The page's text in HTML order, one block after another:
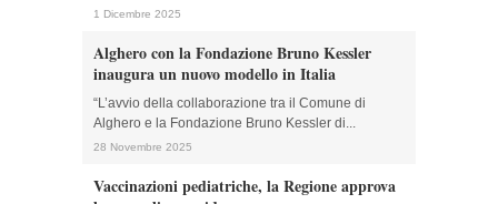
1 Dicembre 2025
Alghero con la Fondazione Bruno Kessler
inaugura un nuovo modello in Italia
“L’avvio della collaborazione tra il Comune di
Alghero e la Fondazione Bruno Kessler di...
28 Novembre 2025
Vaccinazioni pediatriche, la Regione approva